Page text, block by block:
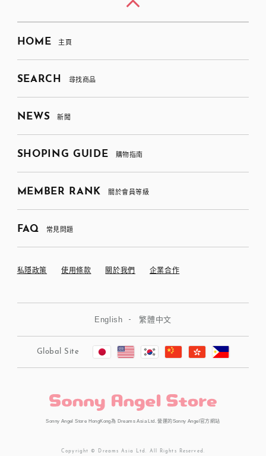
HOME 主頁
SEARCH 尋找商品
NEWS 新聞
SHOPING GUIDE 購物指南
MEMBER RANK 關於會員等級
FAQ 常見問題
私隱政策 使用條款 關於我們 企業合作
English 繁體中文
Global Site
Sonny Angel Store HongKong為 Dreams Asia Ltd. 營運的Sonny Angel官方網站
Copyright © Dreams Asia Ltd. All Rights Reserved.